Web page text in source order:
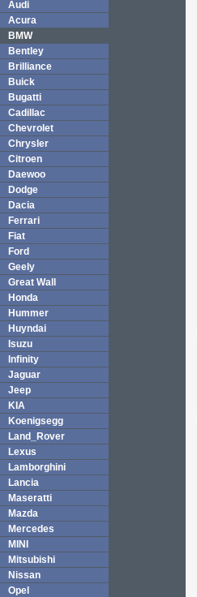
Audi
Acura
BMW
Bentley
Brilliance
Buick
Bugatti
Cadillac
Chevrolet
Chrysler
Citroen
Daewoo
Dodge
Dacia
Ferrari
Fiat
Ford
Geely
Great Wall
Honda
Hummer
Huyndai
Isuzu
Infinity
Jaguar
Jeep
KIA
Koenigsegg
Land_Rover
Lexus
Lamborghini
Lancia
Maseratti
Mazda
Mercedes
MINI
Mitsubishi
Nissan
Opel